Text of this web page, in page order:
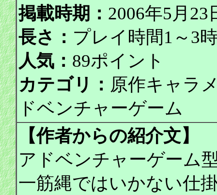
掲載時期： 2006年5月
長さ： プレイ時間1～3
人気： 89ポイント
カテゴリ： 原作キャラ
ドベンチャーゲーム
【作者からの紹介文】
アドベンチャーゲーム
一筋縄ではいかない仕